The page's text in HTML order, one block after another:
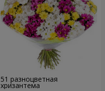
51 разноцветная
хризантема